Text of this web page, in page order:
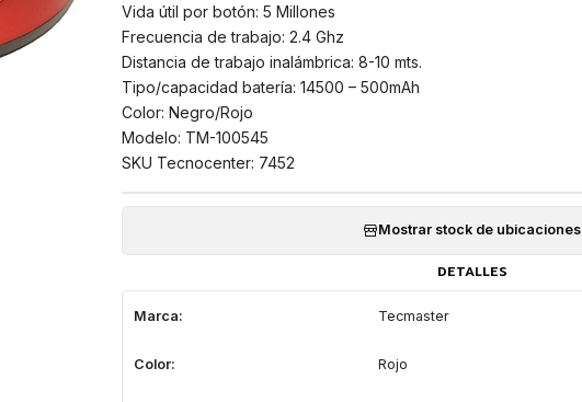
Vida útil por botón: 5 Millones
Frecuencia de trabajo: 2.4 Ghz
Distancia de trabajo inalámbrica: 8-10 mts.
Tipo/capacidad batería: 14500 – 500mAh
Color: Negro/Rojo
Modelo: TM-100545
SKU Tecnocenter: 7452
Mostrar stock de ubicaciones
DETALLES
Marca: Tecmaster
Color: Rojo